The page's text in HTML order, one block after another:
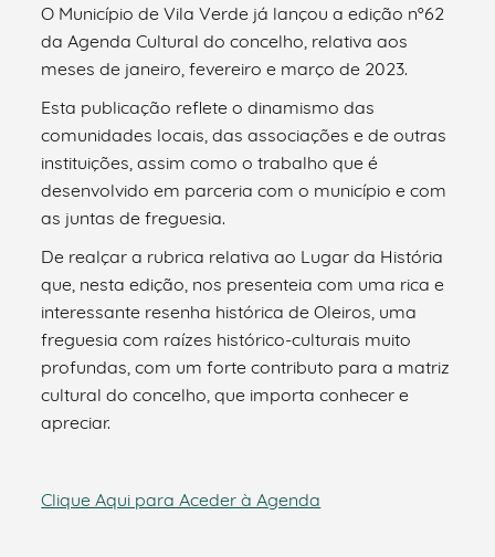
O Município de Vila Verde já lançou a edição nº62
da Agenda Cultural do concelho, relativa aos
meses de janeiro, fevereiro e março de 2023.
Esta publicação reflete o dinamismo das
comunidades locais, das associações e de outras
instituições, assim como o trabalho que é
desenvolvido em parceria com o município e com
as juntas de freguesia.
De realçar a rubrica relativa ao Lugar da História
que, nesta edição, nos presenteia com uma rica e
interessante resenha histórica de Oleiros, uma
freguesia com raízes histórico-culturais muito
profundas, com um forte contributo para a matriz
cultural do concelho, que importa conhecer e
apreciar.
Clique Aqui para Aceder à Agenda